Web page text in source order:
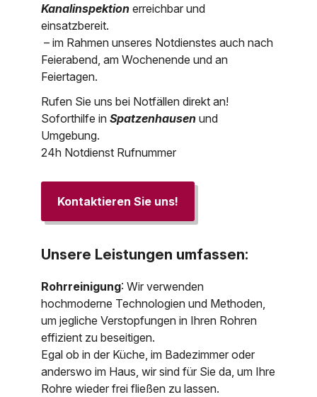
Kanalinspektion erreichbar und
einsatzbereit.
– im Rahmen unseres Notdienstes auch nach
Feierabend, am Wochenende und an
Feiertagen.
Rufen Sie uns bei Notfällen direkt an!
Soforthilfe inSpatzenhausenund
Umgebung.
24h Notdienst Rufnummer
Kontaktieren Sie uns!
Unsere Leistungen umfassen:
Rohrreinigung: Wir verwenden
hochmoderne Technologien und Methoden,
um jegliche Verstopfungen in Ihren Rohren
effizient zu beseitigen.
Egal ob in der Küche, im Badezimmer oder
anderswo im Haus, wir sind für Sie da, um Ihre
Rohre wieder frei fließen zu lassen.